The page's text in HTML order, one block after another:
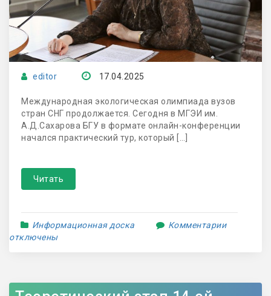
editor 17.04.2025
Международная экологическая олимпиада вузов
стран СНГ продолжается. Сегодня в МГЭИ им.
А.Д.Сахарова БГУ в формате онлайн-конференции
начался практический тур, который […]
Читать
Информационная доска
Комментарии
отключены